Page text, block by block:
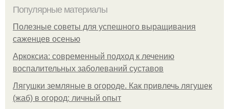
Популярные материалы
Полезные советы для успешного выращивания
саженцев осенью
Аркоксиа: современный подход к лечению
воспалительных заболеваний суставов
Лягушки земляные в огороде. Как привлечь лягушек
(жаб) в огород: личный опыт